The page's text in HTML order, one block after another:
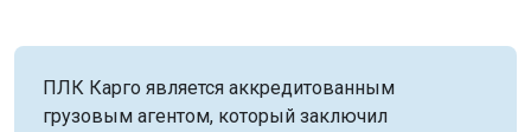
ПЛК Карго является аккредитованным
грузовым агентом, который заключил